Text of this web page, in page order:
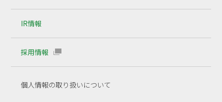
IR情報
採用情報
個人情報の取り扱いについて